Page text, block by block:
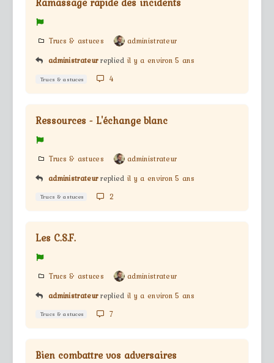
Trucs & astuces
administrateur
administrateur replied il y a environ 5 ans
Trucs & astuces 4
Ressources - L'échange blanc
Trucs & astuces
administrateur
administrateur replied il y a environ 5 ans
Trucs & astuces 2
Les C.S.F.
Trucs & astuces
administrateur
administrateur replied il y a environ 5 ans
Trucs & astuces 7
Bien combattre vos adversaires